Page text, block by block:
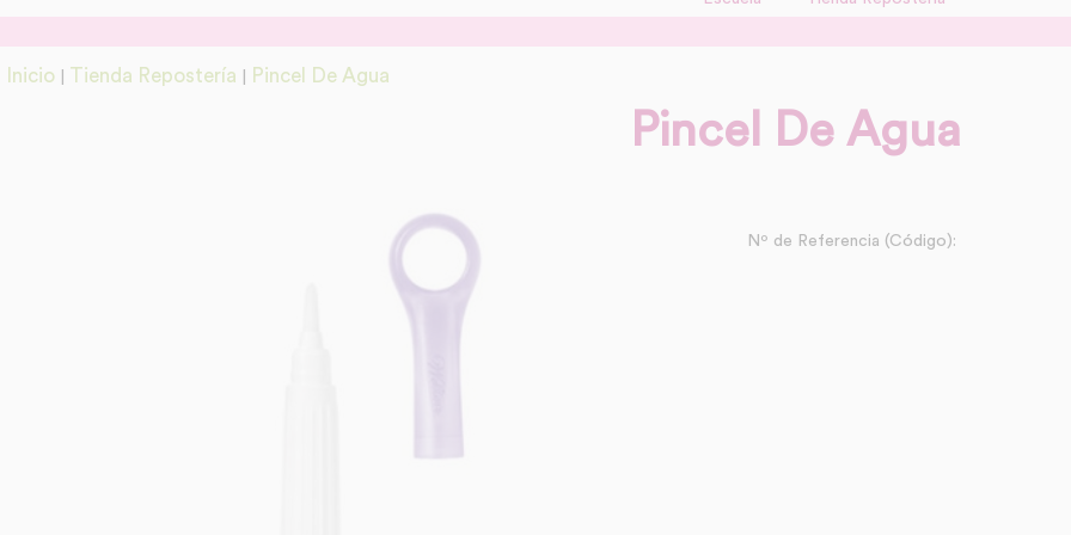
Inicio Tienda Repostería Pincel De Agua
Pincel De Agua
Nº de Referencia (Código):